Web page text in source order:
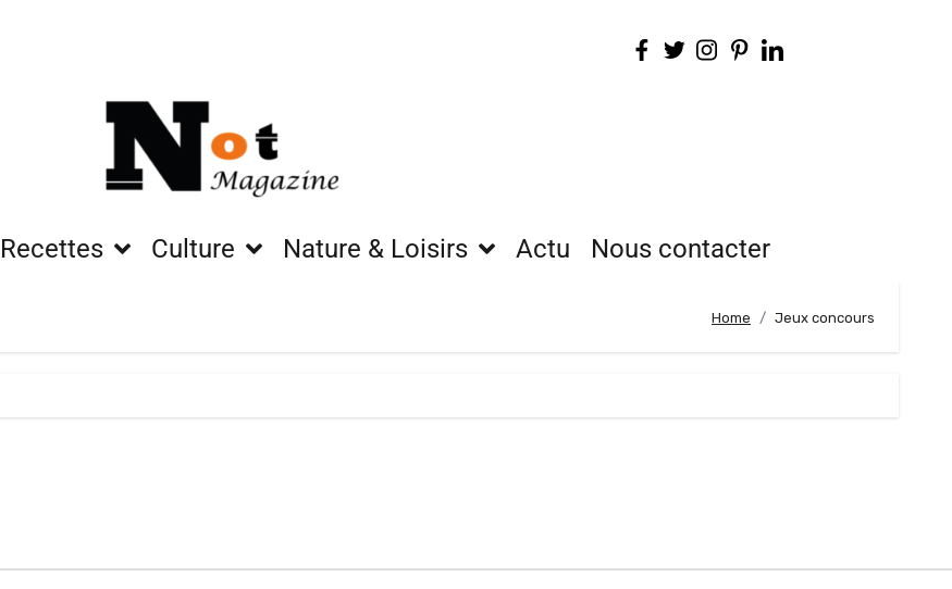
Recettes Culture Nature & Loisirs Actu Nous contacter
Home Jeux concours